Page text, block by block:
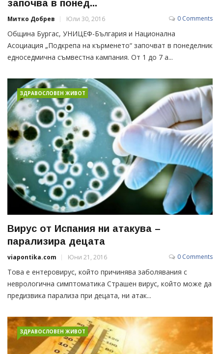
започва в понед...
Митко Добрев Юли 30, 2016 0 Comments
Община Бургас, УНИЦЕФ-България и Национална
Асоциация „Подкрепа на кърменето“ започват в понеделник
едноседмична съмвестна кампания. От 1 до 7 а...
ЗДРАВОСЛОВЕН ЖИВОТ
Вирус от Испания ни атакува –
парализира децата
viapontika.com Юни 21, 2016 0 Comments
Това е ентеровирус, който причинява заболявания с
неврологична симптоматика Страшен вирус, който може да
предизвика парализа при децата, ни атак...
ЗДРАВОСЛОВЕН ЖИВОТ